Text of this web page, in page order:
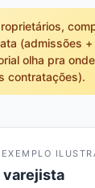
(admissões
olha pra
contratações).
varejista